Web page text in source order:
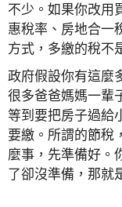
不少。如果你改用
惠稅率、房地合一
方式，多繳的稅不
政府假設你有這麼
很多爸爸媽媽一輩
等到要把房子過給
要繳。所謂的節稅
麼事，先準備好。
了卻沒準備，那就